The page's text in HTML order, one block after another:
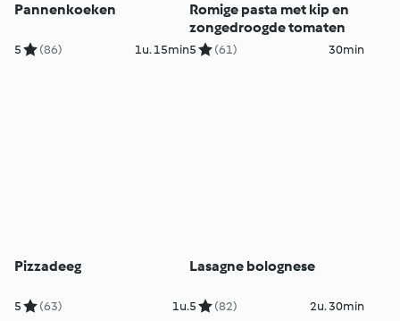
Pannenkoeken
5 (86) 1u. 15min
Romige pasta met kip en
zongedroogde tomaten
5 (61) 30min
Pizzadeeg
5 (63) 1u.
Lasagne bolognese
5 (82) 2u. 30min